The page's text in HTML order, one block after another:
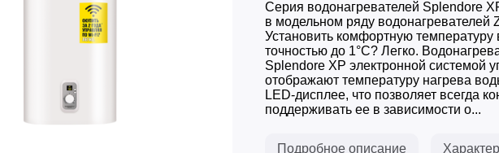
Серия водонагревателей Splendore
в модельном ряду водонагревателей
Установить комфортную температуру
точностью до 1°C? Легко.
Splendore XP электронной системой
отображают температуру нагрева
LED-дисплее, что позволяет всегда
поддерживать ее в зависимости о...
Подробное описание